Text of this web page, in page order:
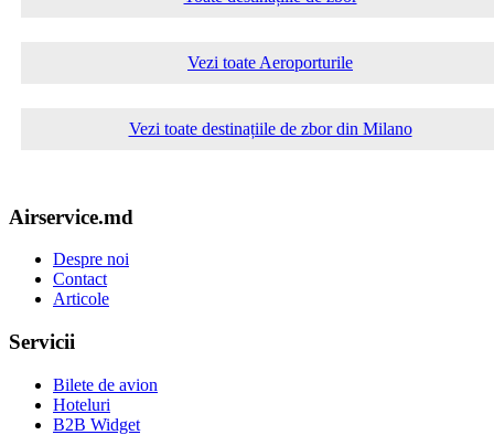
Vezi toate Aeroporturile
Vezi toate destinațiile de zbor din Milano
Airservice.md
Despre noi
Contact
Articole
Servicii
Bilete de avion
Hoteluri
B2B Widget